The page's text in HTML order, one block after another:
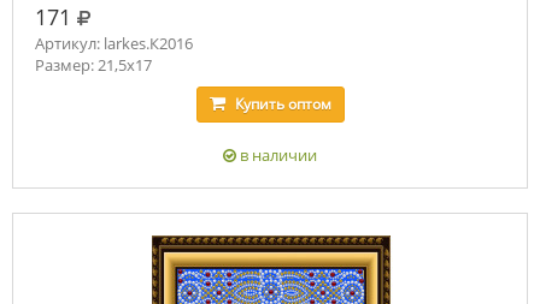
171 руб.
Артикул: larkes.К2016
Размер: 21,5х17
Купитьоптом
в наличии